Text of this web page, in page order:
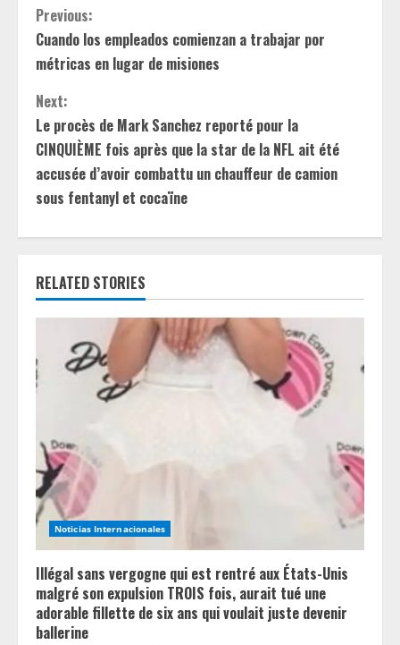
C
o
n
t
i
n
u
e
R
e
a
d
i
n
g
Previous:
Cuando los empleados comienzan a trabajar por
métricas en lugar de misiones
Next:
Le procès de Mark Sanchez reporté pour la
CINQUIÈME fois après que la star de la NFL ait été
accusée d’avoir combattu un chauffeur de camion
sous fentanyl et cocaïne
RELATED STORIES
Noticias Internacionales
Illégal sans vergogne qui est rentré aux États-Unis
malgré son expulsion TROIS fois, aurait tué une
adorable fillette de six ans qui voulait juste devenir
ballerine